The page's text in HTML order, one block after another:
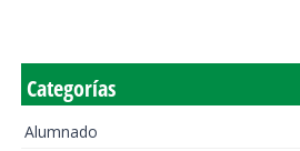
Categorías
Alumnado